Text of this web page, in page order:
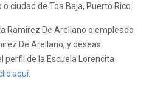
ciudad de Toa Baja, Puerto Rico.
Ramirez De Arellano o empleado
De Arellano, y deseas
de la Escuela Lorencita
aquí.